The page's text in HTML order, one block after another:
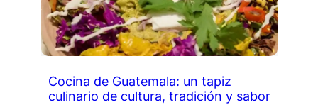
Cocina de Guatemala: un tapiz
culinario de cultura, tradición y sabor